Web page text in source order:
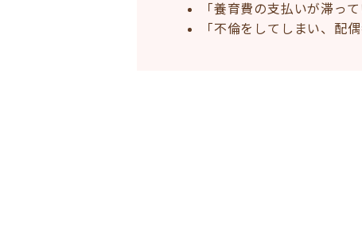
「養育費の支払いが滞っ
「不倫をしてしまい、配